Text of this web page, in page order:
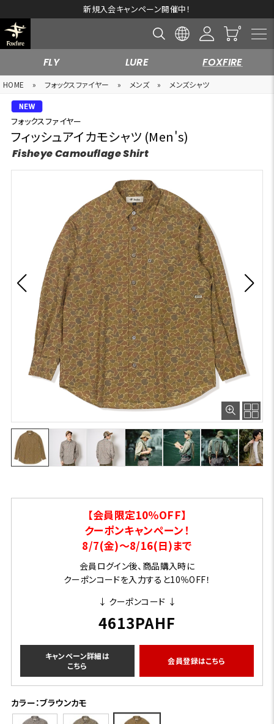
新規入会キャンペーン開催中！
FLY LURE FOXFIRE
HOME » フォックスファイヤー » メンズ » メンズシャツ
フォックスファイヤー
フィッシュアイカモシャツ (Men's)
Fisheye Camouflage Shirt
【会員限定10％OFF】
クーポンキャンペーン！
8/7(金)～8/16(日)まで
会員ログイン後、商品購入時に
クーポンコードを入力すると10％OFF！
↓ クーポンコード ↓
4613PAHF
キャンペーン詳細は
こちら
会員登録はこちら
カラー：ブラウンカモ